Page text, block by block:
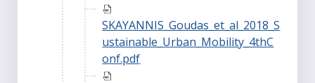
SKAYANNIS_Goudas_et_al_2018_S
ustainable_Urban_Mobility_4thC
onf.pdf